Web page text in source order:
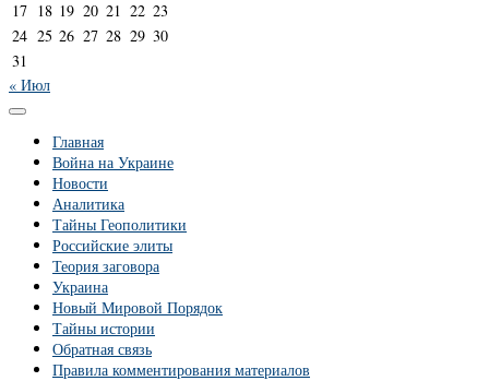
17 18 19 20 21 22 23
24 25 26 27 28 29 30
31
« Июл
Главная
Война на Украине
Новости
Аналитика
Тайны Геополитики
Российские элиты
Теория заговора
Украина
Новый Мировой Порядок
Тайны истории
Обратная связь
Правила комментирования материалов